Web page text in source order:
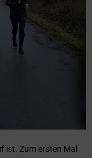
ist. Zum ersten Mal